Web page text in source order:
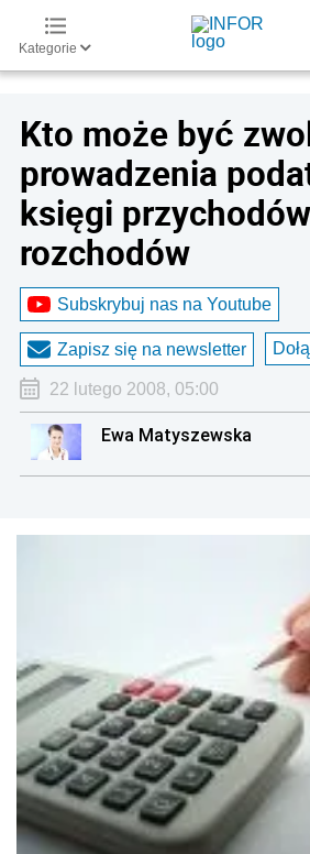
Kategorie
Kto może być
prowadzenia
księgi
rozchodów
Subskrybuj nas na Youtube
Zapisz się na newsletter
22 lutego 2008, 05:00
Ewa Matyszewska